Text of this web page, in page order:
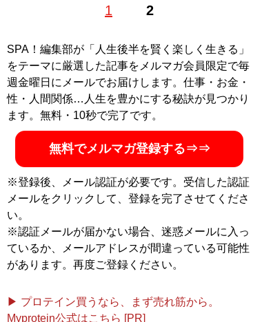
1 2
でも美味しい鰻を出すライターを目指している。得意分
記事一覧へ
SPA！編集部が「人生後半を賢く楽しく生きる」
をテーマに厳選した記事をメルマガ会員限定で毎
週金曜日にメールでお届けします。仕事・お金・
性・人間関係…人生を豊かにする秘訣が見つかり
ます。無料・10秒で完了です。
無料でメルマガ登録する⇒⇒
※登録後、メール認証が必要です。受信した認証
メールをクリックして、登録を完了させてくださ
い。
※認証メールが届かない場合、迷惑メールに入っ
ているか、メールアドレスが間違っている可能性
があります。再度ご登録ください。
▶ プロテイン買うなら、まず売れ筋から。
Myprotein公式はこちら [PR]